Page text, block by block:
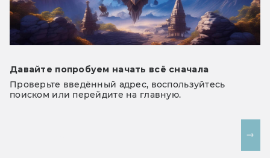
Давайте попробуем начать всё сначала
Проверьте введённый адрес, воспользуйтесь
поиском или перейдите на главную.